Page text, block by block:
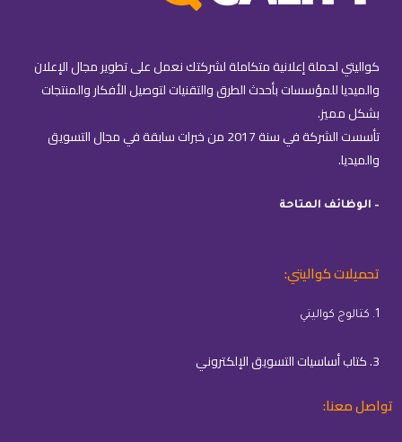
كواليتي لحملة إعلانية متكاملة لشركتك نعمل على تطوير مجال الإعلان
والميديا للمؤسسات بأحدث الطرق والتقنيات لتوصيل الأفكار والمنتجات
بشكل مميز.
تأسست الشركة في سنة 2017 من خبرات سابقة في مجال التسويق
والميديا.
– الوظائف المتاحة
تحميلات كواليتي:
1. كتالوج كواليتي
3. كتاب أساسيات التسويق الإلكتروني
تواصل معنا: